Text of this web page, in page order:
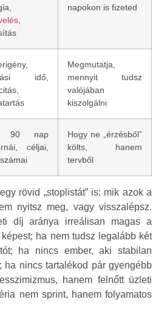
napokon is fizeted
idő,
Megmutatja,
mennyit tudsz
valójában
kiszolgálni
90 nap
céljai,
Hogy ne „érzésből”
költs, hanem
tervből
rövid „stoplistát” is: mik azok a
nyitsz meg, vagy visszalépsz.
díj aránya irreálisan magas a
ha nem tudsz legalább két
ha nincs ember, aki stabilan
ha nincs tartalékod pár gyengébb
hanem felnőtt üzleti
nem sprint, hanem folyamatos